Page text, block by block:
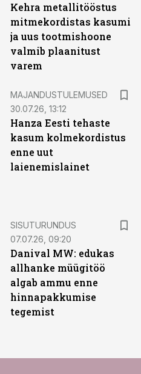
Kehra metallitööstus
mitmekordistas kasumi
ja uus tootmishoone
valmib plaanitust
varem
MAJANDUSTULEMUSED
30.07.26, 13:12
Hanza Eesti tehaste
kasum kolmekordistus
enne uut
laienemislainet
SISUTURUNDUS
07.07.26, 09:20
Danival MW: edukas
allhanke müügitöö
algab ammu enne
hinnapakkumise
tegemist